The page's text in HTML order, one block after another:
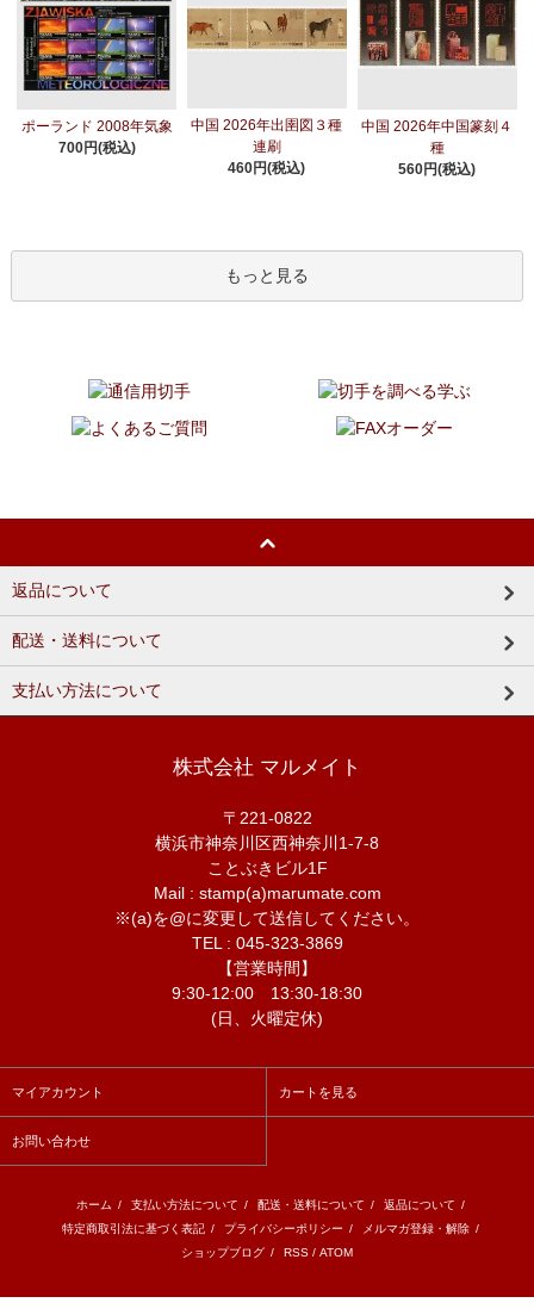
ポーランド 2008年気象
700円(税込)
中国 2026年出圉図３種
連刷
460円(税込)
中国 2026年中国篆刻４
種
560円(税込)
もっと見る
返品について
配送・送料について
支払い方法について
株式会社 マルメイト
〒221-0822
横浜市神奈川区西神奈川1-7-8
ことぶきビル1F
Mail : stamp(a)marumate.com
※(a)を@に変更して送信してください。
TEL : 045-323-3869
【営業時間】
9:30-12:00 13:30-18:30
(日、火曜定休)
マイアカウント カートを見る
お問い合わせ
ホーム / 支払い方法について / 配送・送料について / 返品について /
特定商取引法に基づく表記 / プライバシーポリシー / メルマガ登録・解除 /
ショップブログ / RSS / ATOM